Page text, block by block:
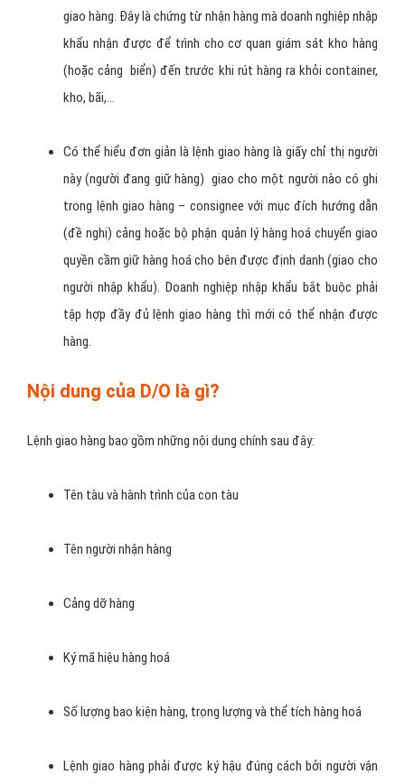
giao hàng. Đây là chứng từ nhận hàng mà doanh nghiệp nhập
khẩu nhận được để trình cho cơ quan giám sát kho hàng
(hoặc cảng biển) đến trước khi rút hàng ra khỏi container,
kho, bãi,…
Có thể hiểu đơn giản là lệnh giao hàng là giấy chỉ thị người
này (người đang giữ hàng) giao cho một người nào có ghi
trong lệnh giao hàng – consignee với mục đích hướng dẫn
(đề nghị) cảng hoặc bộ phận quản lý hàng hoá chuyển giao
quyền cầm giữ hàng hoá cho bên được định danh (giao cho
người nhập khẩu). Doanh nghiệp nhập khẩu bắt buộc phải
tập hợp đầy đủ lệnh giao hàng thì mới có thể nhận được
hàng.
Nội dung của D/O là gì?
Lệnh giao hàng bao gồm những nội dung chính sau đây:
Tên tàu và hành trình của con tàu
Tên người nhận hàng
Cảng dỡ hàng
Ký mã hiệu hàng hoá
Số lượng bao kiện hàng, trọng lượng và thể tích hàng hoá
Lệnh giao hàng phải được ký hậu đúng cách bởi người vận